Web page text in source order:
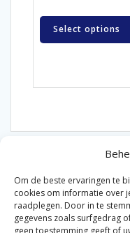
Om de beste ervaringen te
cookies om informatie over
raadplegen. Door in te
gegevens zoals surfgedrag
geen toestemming geeft of
Select options
© 2026 Van der